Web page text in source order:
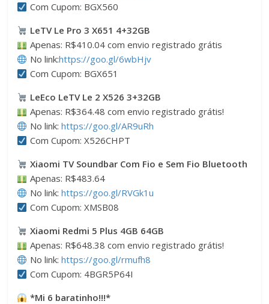
Com Cupom: BGX560
LeTV Le Pro 3 X651 4+32GB
Apenas: R$410.04 com envio registrado grátis
No link:https://goo.gl/6wbHjv
Com Cupom: BGX651
LeEco LeTV Le 2 X526 3+32GB
Apenas: R$364.48 com envio registrado grátis!
No link: https://goo.gl/AR9uRh
Com Cupom: X526CHPT
Xiaomi TV Soundbar Com Fio e Sem Fio Bluetooth
Apenas: R$483.64
No link: https://goo.gl/RVGk1u
Com Cupom: XMSB08
Xiaomi Redmi 5 Plus 4GB 64GB
Apenas: R$648.38 com envio registrado grátis!
No link: https://goo.gl/rmufh8
Com Cupom: 4BGR5P64I
*Mi 6 baratinho!!!*